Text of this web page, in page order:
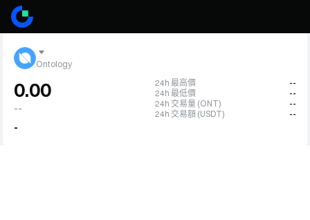
Ontology
0.00
--
-
24h 最高價
--
24h 最低價
--
24h 交易量 (ONT)
--
24h 交易額 (USDT)
--